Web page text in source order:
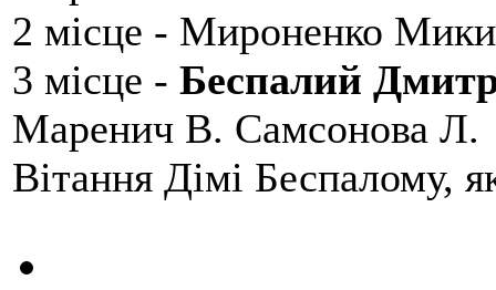
2 місце - Мироненко
3 місце - Беспалий
Маренич В. Самсонова Л.
Вітання Дімі Беспалому,